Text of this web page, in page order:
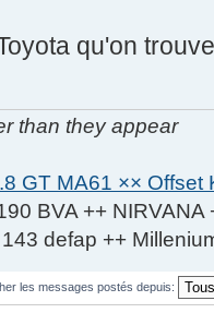
qu'on
than they appear
GT MA61 ×× Offset
BVA ++ NIRVANA
defap ++
les messages postés depuis: